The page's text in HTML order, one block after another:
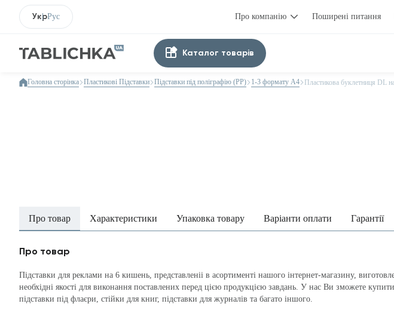
УкрРус Про компанію Поширені питання
Каталог товарів
Головна сторінка Пластикові Підставки Підставки під поліграфію (PP) 1-3 формату А4 Пластикова буклетниця DL
Про товар Характеристики Упаковка товару Варіанти оплати Гарантії
Про товар
Підставки для реклами на 6 кишень, представленіі в асортименті нашого інтернет-магазину,
необхідні якості для виконання поставлених перед цією продукцією завдань. У нас Ви зможете
підставки під флаєри, стійки для книг, підставки для журналів та багато іншого.